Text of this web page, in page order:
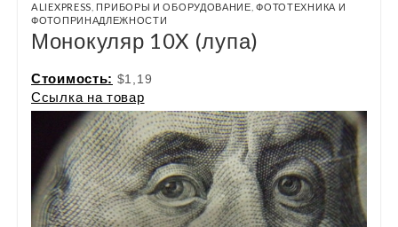
ALIEXPRESS ПРИБОРЫ И ОБОРУДОВАНИЕ ,ФОТОТЕХНИКА И
ФОТОПРИНАДЛЕЖНОСТИ
Монокуляр 10X (лупа)
Стоимость: $1,19
Ссылка на товар